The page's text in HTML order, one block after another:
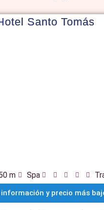
Santo Tomás
m Spa
información y precio más